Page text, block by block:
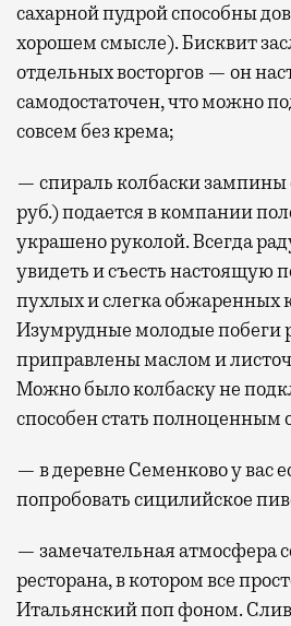
сахарной пудрой способны
хорошем смысле). Бисквит
отдельных восторгов — он
самодостаточен, что можно
совсем без крема;
— спираль колбаски
руб.) подается в компании
украшено руколой. Всегда
увидеть и съесть настоящую
пухлых и слегка обжаренных
Изумрудные молодые побеги
приправлены маслом и
Можно было колбаску не
способен стать
— в деревне Семенково у вас
попробовать сицилийское
— замечательная атмосфера
ресторана, в котором все
Итальянский поп фоном.